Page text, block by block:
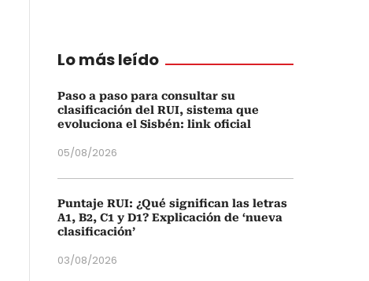
Lo más leído
Paso a paso para consultar su
clasificación del RUI, sistema que
evoluciona el Sisbén: link oficial
05/08/2026
Puntaje RUI: ¿Qué significan las letras
A1, B2, C1 y D1? Explicación de ‘nueva
clasificación’
03/08/2026